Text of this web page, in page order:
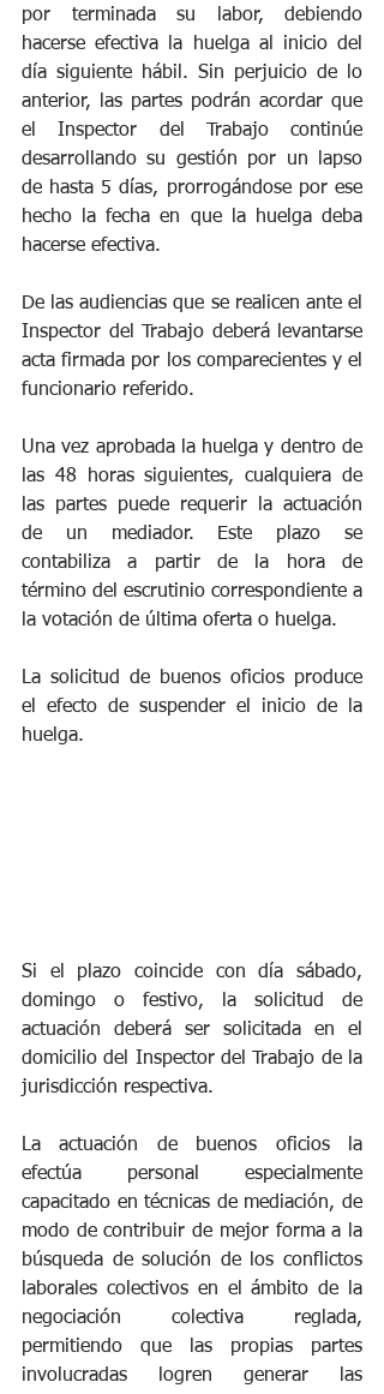
por terminada su labor, debiendo
hacerse efectiva la huelga al inicio del
día siguiente hábil. Sin perjuicio de lo
anterior, las partes podrán acordar que
el Inspector del Trabajo continúe
desarrollando su gestión por un lapso
de hasta 5 días, prorrogándose por ese
hecho la fecha en que la huelga deba
hacerse efectiva.
De las audiencias que se realicen ante el
Inspector del Trabajo deberá levantarse
acta firmada por los comparecientes y el
funcionario referido.
Una vez aprobada la huelga y dentro de
las 48 horas siguientes, cualquiera de
las partes puede requerir la actuación
de un mediador. Este plazo se
contabiliza a partir de la hora de
término del escrutinio correspondiente a
la votación de última oferta o huelga.
La solicitud de buenos oficios produce
el efecto de suspender el inicio de la
huelga.
Si el plazo coincide con día sábado,
domingo o festivo, la solicitud de
actuación deberá ser solicitada en el
domicilio del Inspector del Trabajo de la
jurisdicción respectiva.
La actuación de buenos oficios la
efectúa personal especialmente
capacitado en técnicas de mediación, de
modo de contribuir de mejor forma a la
búsqueda de solución de los conflictos
laborales colectivos en el ámbito de la
negociación colectiva reglada,
permitiendo que las propias partes
involucradas logren generar las